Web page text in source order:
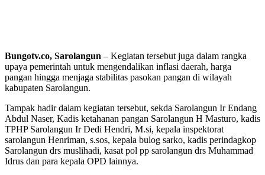
Bungotv.co, Sarolangun – Kegiatan tersebut juga dalam rangka
upaya pemerintah untuk mengendalikan inflasi daerah, harga
pangan hingga menjaga stabilitas pasokan pangan di wilayah
kabupaten Sarolangun.
Tampak hadir dalam kegiatan tersebut, sekda Sarolangun Ir Endang
Abdul Naser, Kadis ketahanan pangan Sarolangun H Masturo, kadis
TPHP Sarolangun Ir Dedi Hendri, M.si, kepala inspektorat
sarolangun Henriman, s.sos, kepala bulog sarko, kadis perindagkop
Sarolangun drs muslihadi, kasat pol pp sarolangun drs Muhammad
Idrus dan para kepala OPD lainnya.